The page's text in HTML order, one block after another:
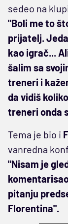
sedeo na
"Boli me to
prijatelj.
kao igrač...
šalim sa
treneri i
da vidiš
treneri onda
Tema je bio i
vanredna
"Nisam je
pitanju
Florentina".